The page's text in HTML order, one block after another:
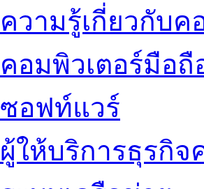
ความรู้เกี่ยวกับค
คอมพิวเตอร์มือถื
ซอฟท์แวร์
ผู้ให้บริการธุรกิจ